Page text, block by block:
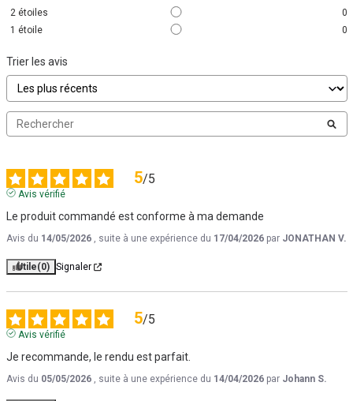
2 étoiles
0
1 étoile 0
Trier les avis
5/5
Avis vérifié
Le produit commandé est conforme à ma demande
Avis du 14/05/2026 , suite à une expérience du 17/04/2026 par JONATHAN V.
Utile(0) Signaler
5/5
Avis vérifié
Je recommande, le rendu est parfait.
Avis du 05/05/2026 , suite à une expérience du 14/04/2026 par Johann S.